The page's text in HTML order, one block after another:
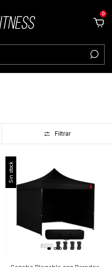
0
Filtrar
Sin stock